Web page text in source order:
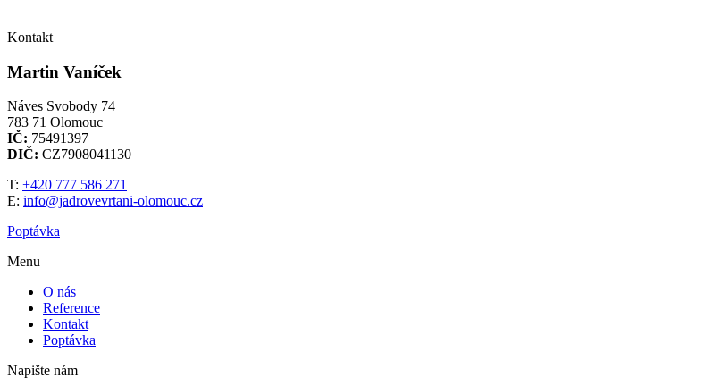
Kontakt
Martin Vaníček
Náves Svobody 74
783 71 Olomouc
IČ: 75491397
DIČ: CZ7908041130
T: +420 777 586 271
E: info@jadrovevrtani-olomouc.cz
Poptávka
Menu
O nás
Reference
Kontakt
Poptávka
Napište nám